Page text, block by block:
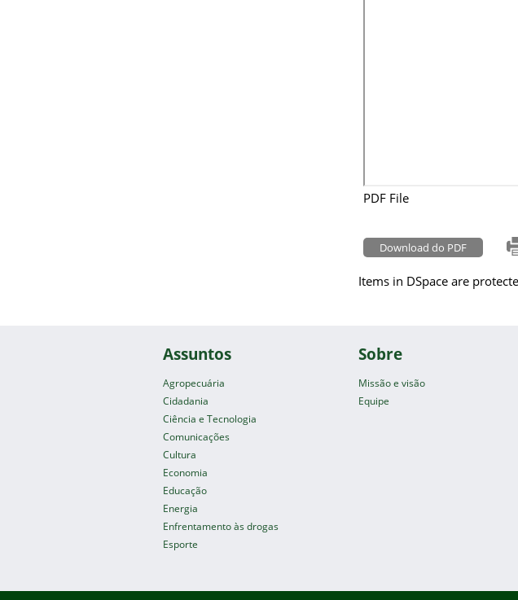
PDF File
Download do PDF
Items in DSpace are
Assuntos
Agropecuária
Cidadania
Ciência e Tecnologia
Comunicações
Cultura
Economia
Educação
Energia
Enfrentamento às drogas
Esporte
Sobre
Missão e visão
Equipe